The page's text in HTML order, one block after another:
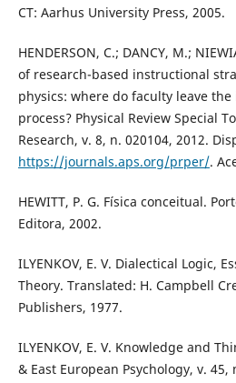
CT: Aarhus University Press, 2005.
HENDERSON, C.; DANCY, M.;
of research-based instructional
physics: where do faculty leave
process? Physical Review Special
Research, v. 8, n. 020104, 2012.
https://journals.aps.org/prper/.
HEWITT, P. G. Física conceitual.
Editora, 2002.
ILYENKOV, E. V. Dialectical Logic,
Theory. Translated: H. Campbell
Publishers, 1977.
ILYENKOV, E. V. Knowledge and
& East European Psychology, v. 45,